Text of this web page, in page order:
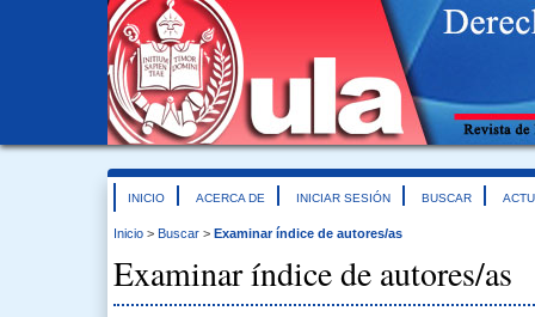
INICIO ACERCA DE INICIAR SESIÓN BUSCAR
Inicio > Buscar > Examinar índice de autores/as
Examinar índice de autores/as